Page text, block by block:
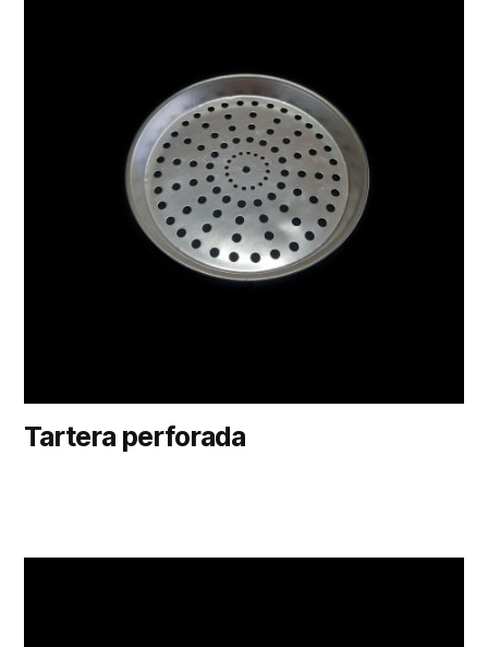
Tartera perforada